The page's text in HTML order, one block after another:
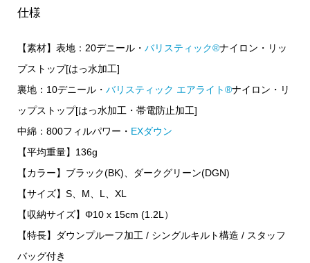
仕様
【素材】表地：20デニール・ バリスティック®ナイロン・リッ
プストップ[はっ水加工]
裏地：10デニール・ バリスティック エアライト®ナイロン・リ
ップストップ[はっ水加工・帯電防止加工]
中綿：800フィルパワー・ EXダウン
【平均重量】136g
【カラー】ブラック(BK)、ダークグリーン(DGN)
【サイズ】S、M、L、XL
【収納サイズ】Φ10 x 15cm (1.2L）
【特長】ダウンプルーフ加工 / シングルキルト構造 / スタッフ
バッグ付き